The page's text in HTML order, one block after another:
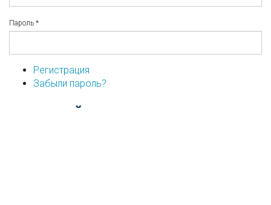
Пароль *
Регистрация
Забыли пароль?
...или войдите используя